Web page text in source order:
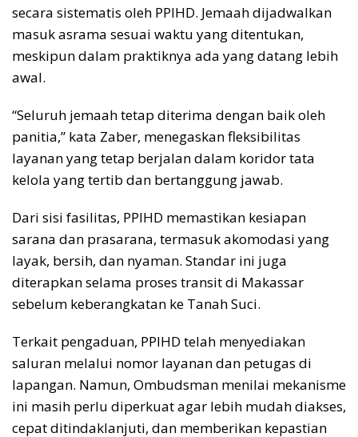
secara sistematis oleh PPIHD. Jemaah dijadwalkan
masuk asrama sesuai waktu yang ditentukan,
meskipun dalam praktiknya ada yang datang lebih
awal.
“Seluruh jemaah tetap diterima dengan baik oleh
panitia,” kata Zaber, menegaskan fleksibilitas
layanan yang tetap berjalan dalam koridor tata
kelola yang tertib dan bertanggung jawab.
Dari sisi fasilitas, PPIHD memastikan kesiapan
sarana dan prasarana, termasuk akomodasi yang
layak, bersih, dan nyaman. Standar ini juga
diterapkan selama proses transit di Makassar
sebelum keberangkatan ke Tanah Suci.
Terkait pengaduan, PPIHD telah menyediakan
saluran melalui nomor layanan dan petugas di
lapangan. Namun, Ombudsman menilai mekanisme
ini masih perlu diperkuat agar lebih mudah diakses,
cepat ditindaklanjuti, dan memberikan kepastian